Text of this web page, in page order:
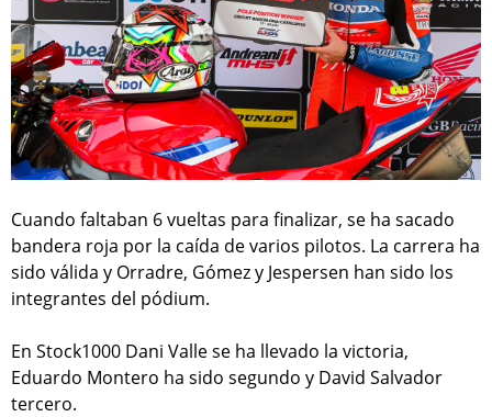
Cuando faltaban 6 vueltas para finalizar, se ha sacado
bandera roja por la caída de varios pilotos. La carrera ha
sido válida y Orradre, Gómez y Jespersen han sido los
integrantes del pódium.
En Stock1000 Dani Valle se ha llevado la victoria,
Eduardo Montero ha sido segundo y David Salvador
tercero.